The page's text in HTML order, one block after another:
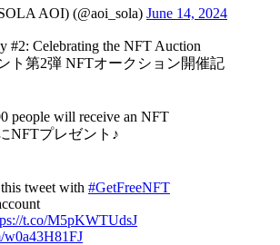
AOI) (@aoi_sola) June 14, 2024
#2: Celebrating the NFT Auction
ト第2弾 NFTオークション開催記
people will receive an NFT
NFTプレゼント♪
tweet with #GetFreeNFT
t.co/M5pKWTUdsJ
w0a43H81FJ